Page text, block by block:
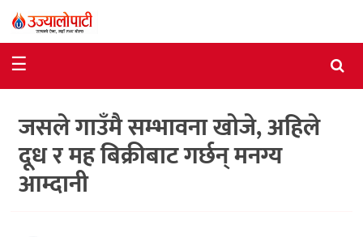
राजनीति
विशेष
आर्थिक
विचार
☰
जसले गाउँमै सम्भावना खोजे, अहिले
दूध र मह बिक्रीबाट गर्छन् मनग्य
आम्दानी